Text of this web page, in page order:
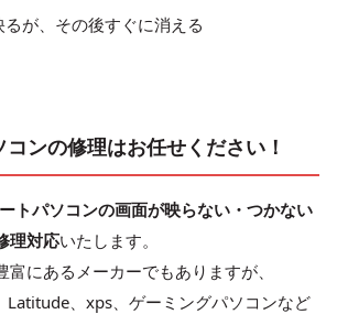
が、その後すぐに消える
ンの修理はお任せください！
トパソコンの画面が映らない・つかない
理対応いたします。
にあるメーカーでもありますが、
、xps、ゲーミングパソコンなど